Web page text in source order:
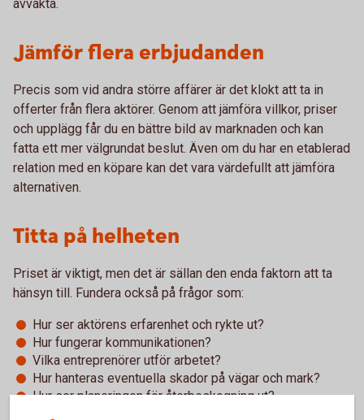
avvakta.
Jämför flera erbjudanden
Precis som vid andra större affärer är det klokt att ta in
offerter från flera aktörer. Genom att jämföra villkor, priser
och upplägg får du en bättre bild av marknaden och kan
fatta ett mer välgrundat beslut. Även om du har en etablerad
relation med en köpare kan det vara värdefullt att jämföra
alternativen.
Titta på helheten
Priset är viktigt, men det är sällan den enda faktorn att ta
hänsyn till. Fundera också på frågor som:
Hur ser aktörens erfarenhet och rykte ut?
Hur fungerar kommunikationen?
Vilka entreprenörer utför arbetet?
Hur hanteras eventuella skador på vägar och mark?
Hur ser planeringen för återbeskogning ut?